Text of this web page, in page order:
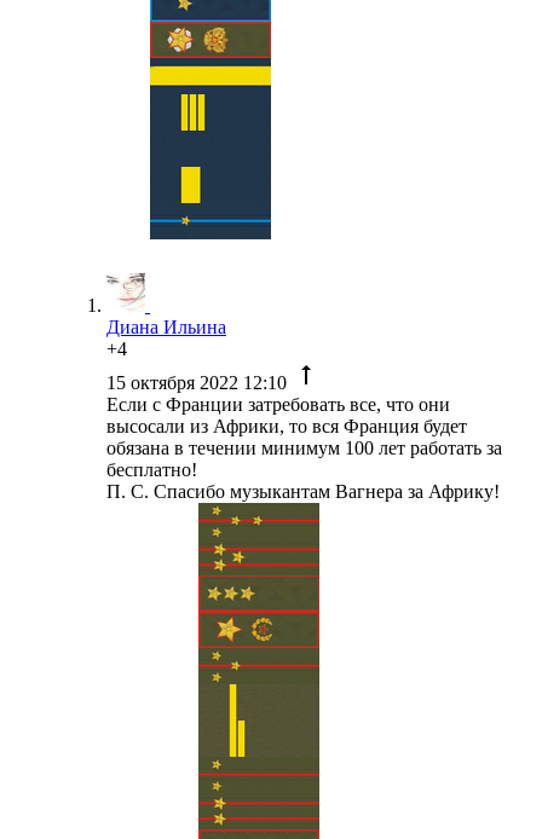
Диана Ильина
+4
15 октября 2022 12:10
Если с Франции затребовать все, что они
высосали из Африки, то вся Франция будет
обязана в течении минимум 100 лет работать за
бесплатно!
П. С. Спасибо музыкантам Вагнера за Африку!